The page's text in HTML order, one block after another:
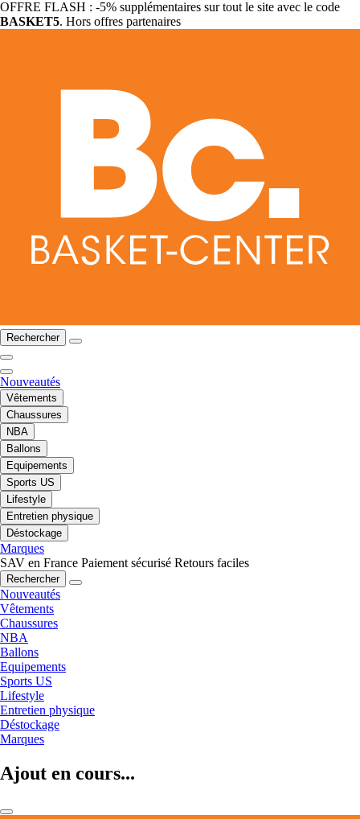
OFFRE FLASH : -5% supplémentaires sur tout le site avec le code
BASKET5. Hors offres partenaires
Rechercher
Nouveautés
Vêtements
Chaussures
NBA
Ballons
Equipements
Sports US
Lifestyle
Entretien physique
Déstockage
Marques
SAV en France Paiement sécurisé Retours faciles
Rechercher
Nouveautés
Vêtements
Chaussures
NBA
Ballons
Equipements
Sports US
Lifestyle
Entretien physique
Déstockage
Marques
Ajout en cours...